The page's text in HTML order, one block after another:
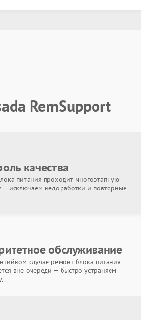
RemSupport
качества
питания проходит многоэтапную
— исключаем недоработки и повторные
обслуживание
случае ремонт блока питания
вне очереди — быстро устраняем